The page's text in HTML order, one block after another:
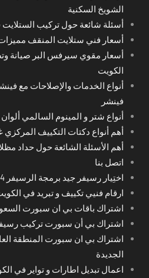
الشويخ السكنية
أسئلة شائعة حول تركيب الستلايت
أسعار فني ستلايت المنقف
أسعار مقوي سيرفس البر صيانة
الكويت
أنواع الخدمات والإصلاحات مع
فينشر
أنواع شتر و المينوم السالمي
أهم أنواع دكتات التكييف
أهم الأسئلة الشائعة حول حداد
اتصل بنا
اختِيار رسيفر جيد برمجة الرسيفر 24 ساعة في الكويت
ارقام فنيي تكييف و تبريد في
اشتراك باقات بي ان سبورت
اشتراك بي أن سبورت تركيب
الجديدة
اعمال تبديل اطارات و تواير في